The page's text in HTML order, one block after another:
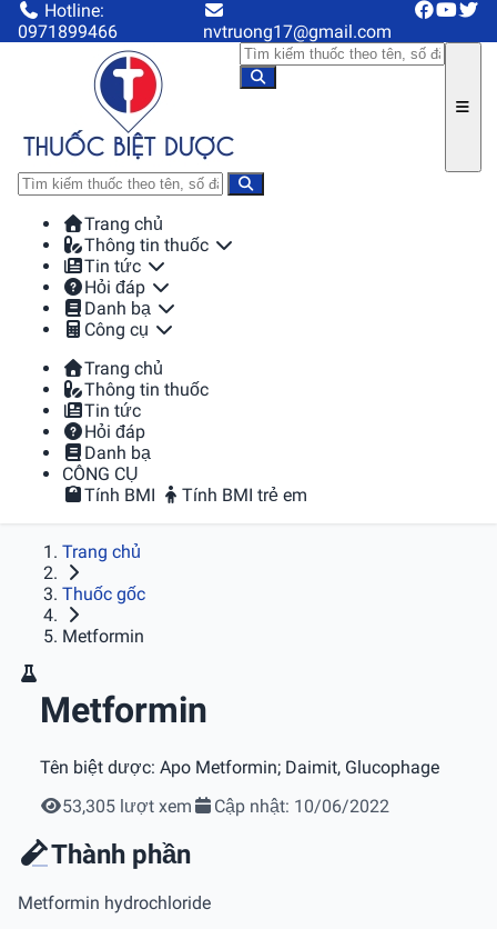
Hotline:
0971899466
nvtruong17@gmail.com
Trang chủ
Thông tin thuốc
Tin tức
Hỏi đáp
Danh bạ
Công cụ
Trang chủ
Thông tin thuốc
Tin tức
Hỏi đáp
Danh bạ
CÔNG CỤ
Tính BMI
Tính BMI trẻ em
Trang chủ
Thuốc gốc
Metformin
Metformin
Tên biệt dược: Apo Metformin; Daimit, Glucophage
53,305 lượt xem
Cập nhật: 10/06/2022
Thành phần
Metformin hydrochloride